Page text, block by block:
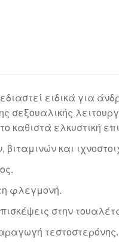
ειδικά για
σεξουαλικής
καθιστά ελκυστική
και
φλεγμονή.
στην
τεστοστερόνης.